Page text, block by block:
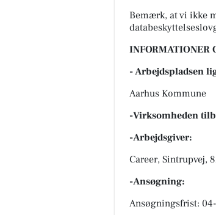
Bemærk, at vi ikke
INFORMATIONER
- Arbejdspladsen
Aarhus Kommune
-Virksomheden
-Arbejdsgiver:
Career, Sintrupvej,
-Ansøgning:
Ansøgningsfrist: